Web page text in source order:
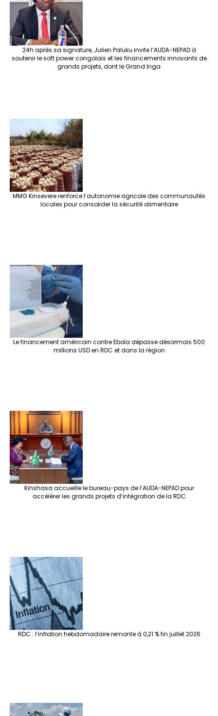
24h après sa signature, Julien Paluku invite l’AUDA-NEPAD à
soutenir le soft power congolais et les financements innovants de
grands projets, dont le Grand Inga
MMG Kinsevere renforce l’autonomie agricole des communautés
locales pour consolider la sécurité alimentaire
Le financement américain contre Ebola dépasse désormais 500
millions USD en RDC et dans la région
Kinshasa accueille le bureau-pays de l’AUDA-NEPAD pour
accélérer les grands projets d’intégration de la RDC
RDC : l’inflation hebdomadaire remonte à 0,21 % fin juillet 2026